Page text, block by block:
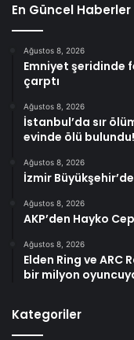
En Güncel Haberler
Ağustos 8, 2026
Emniyet şeridinde
çarptı
Ağustos 8, 2026
İstanbul’da sır
evinde ölü bulundu!
Ağustos 8, 2026
İzmir
Ağustos 8, 2026
AKP’den Hayko
Ağustos 8, 2026
Elden Ring ve
bir milyon
Kategoriler